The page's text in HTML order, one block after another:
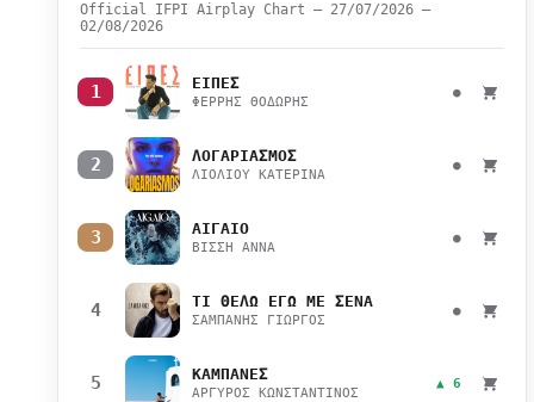
Official IFPI Airplay Chart — 27/07/2026 –
02/08/2026
1 ΕΙΠΕΣ
ΦΕΡΡΗΣ ΘΟΔΩΡΗΣ
●
2 ΛΟΓΑΡΙΑΣΜΟΣ
ΛΙΟΛΙΟΥ ΚΑΤΕΡΙΝΑ
●
3 ΑΙΓΑΙΟ
ΒΙΣΣΗ ΑΝΝΑ
●
4 ΤΙ ΘΕΛΩ ΕΓΩ ΜΕ ΣΕΝΑ
ΣΑΜΠΑΝΗΣ ΓΙΩΡΓΟΣ
●
5 ΚΑΜΠΑΝΕΣ
ΑΡΓΥΡΟΣ ΚΩΝΣΤΑΝΤΙΝΟΣ
▲ 6